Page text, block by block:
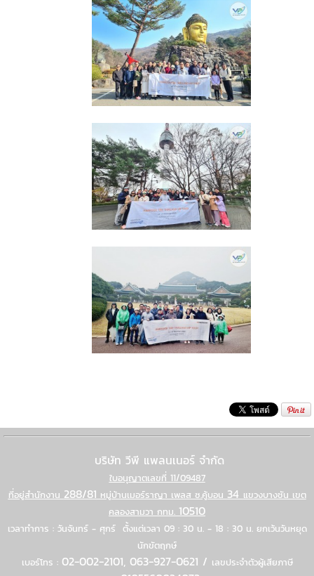
บริษัท วีพี แพลนเนอร์ จำกัด
ใบอนุญาตเลขที่ 11/09487
ที่อยู่สํานักงาน 288/81 หมู่บ้านเมอร์ราญา เพลส ซ.คู้บอน 34 แขวงบางชัน เขต
คลองสามวา กทม. 10510
เวลาทำการ : วันจันทร์ - ศุกร์ ตั้งแต่เวลา 09 : 30 น. - 18 : 30 น. ยกเว้นวันหยุด
นักขัตฤกษ์
เบอร์โทร : 02-002-2101, 063-927-0621 / เลขประจำตัวผู้เสียภาษี